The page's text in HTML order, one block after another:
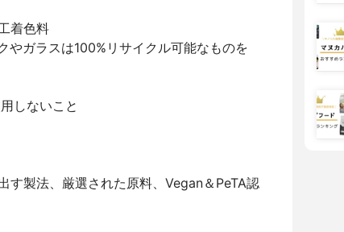
着色料
ガラスは100%リサイクル可能なものを
しないこと
す製法、厳選された原料、Vegan＆PeTA認